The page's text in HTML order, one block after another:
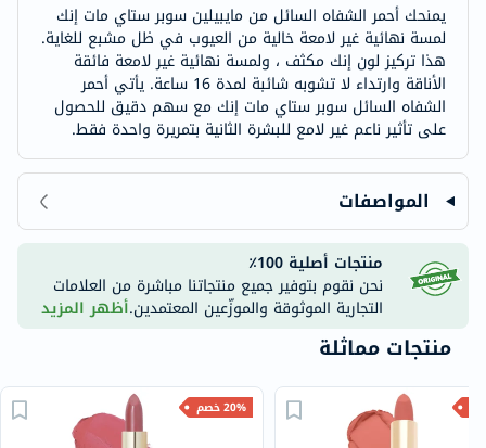
يمنحك أحمر الشفاه السائل من مايبيلين سوبر ستاي مات إنك
لمسة نهائية غير لامعة خالية من العيوب في ظل مشبع للغاية.
هذا تركيز لون إنك مكثف ، ولمسة نهائية غير لامعة فائقة
الأناقة وارتداء لا تشوبه شائبة لمدة 16 ساعة. يأتي أحمر
الشفاه السائل سوبر ستاي مات إنك مع سهم دقيق للحصول
على تأثير ناعم غير لامع للبشرة الثانية بتمريرة واحدة فقط.
المواصفات
منتجات أصلية 100٪
نحن نقوم بتوفير جميع منتجاتنا مباشرة من العلامات
التجارية الموثوقة والموزّعين المعتمدين.أظهر المزيد
منتجات مماثلة
20% خصم